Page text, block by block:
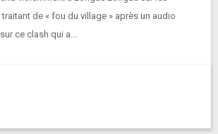
de « fou du village » après un audio
ce clash qui a...